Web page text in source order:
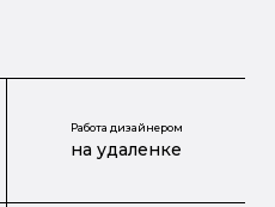
Работа дизайнером
на удаленке